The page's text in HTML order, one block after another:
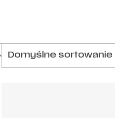
Domyślne sortowanie